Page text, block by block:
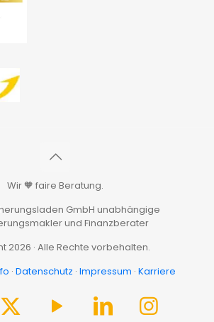
Wir 🧡 faire Beratung.
GmbH unabhängige
und Finanzberater
2026 · Alle Rechte vorbehalten.
· Datenschutz · Impressum · Karriere